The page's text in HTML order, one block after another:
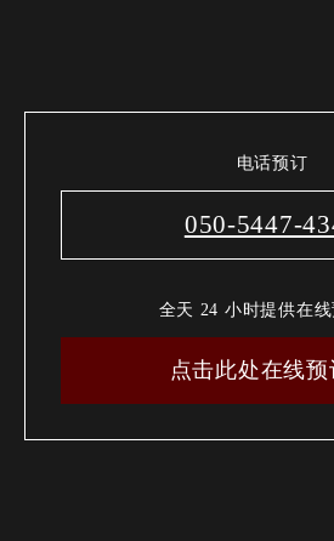
电话预订
050-5447-
全天 24 小时提供在线
点击此处在线预